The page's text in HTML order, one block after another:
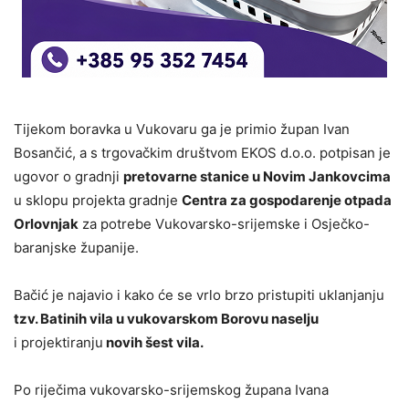
Tijekom boravka u Vukovaru ga je primio župan Ivan
Bosančić, a s trgovačkim društvom EKOS d.o.o. potpisan je
ugovor o gradnji pretovarne stanice u Novim Jankovcima
u sklopu projekta gradnje Centra za gospodarenje otpada
Orlovnjak za potrebe Vukovarsko-srijemske i Osječko-
baranjske županije.
Bačić je najavio i kako će se vrlo brzo pristupiti uklanjanju
tzv. Batinih vila u vukovarskom Borovu naselju
i projektiranju novih šest vila.
Po riječima vukovarsko-srijemskog župana Ivana